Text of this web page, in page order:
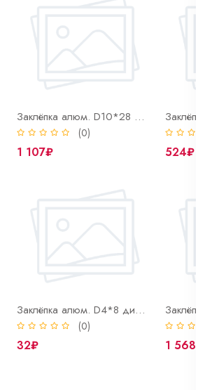
Заклёпка алюм. D10*28 1 КГ.(137 шт.)
(0)
1 107₽ 524₽
Заклёпка алюм. D4*8 диска сцепления ВОЛГА (к-т 35шт.)
(0)
32₽ 1 568₽